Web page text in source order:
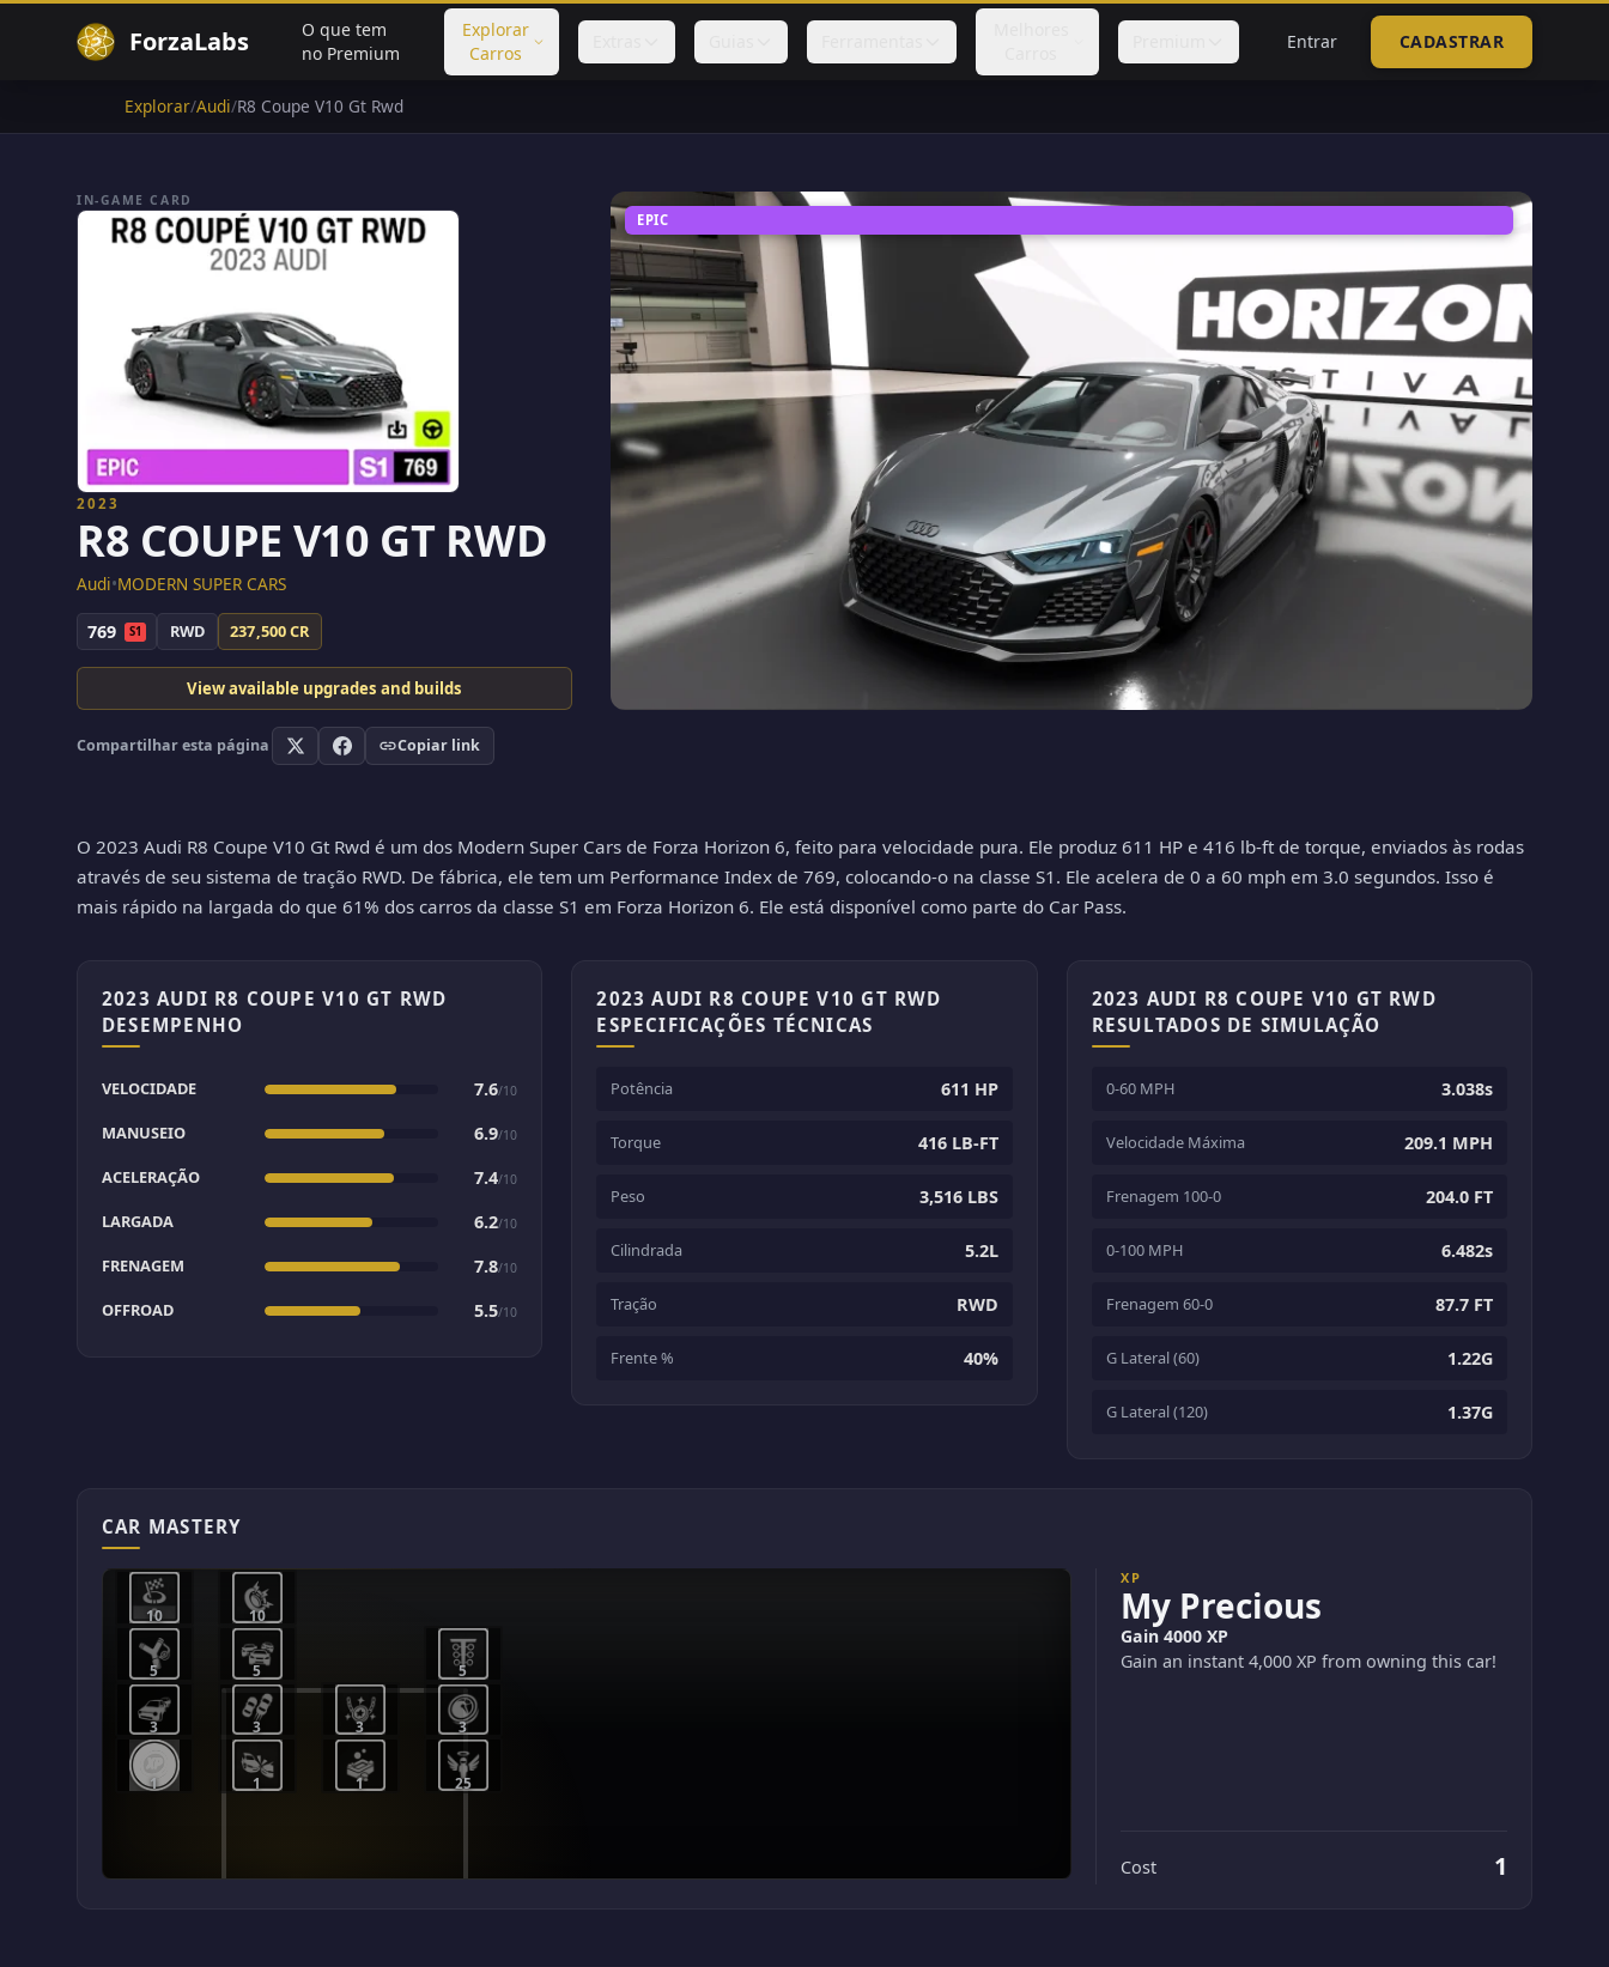
ForzaLabs
O que tem
no Premium
Explorar
Carros
Entrar CADASTRAR
Explorar/Audi/R8 Coupe V10 Gt Rwd
EPIC
IN-GAME CARD
2023
R8 COUPE V10 GT RWD
Audi•MODERN SUPER CARS
769 S1 RWD 237,500 CR
View available upgrades and builds
Compartilhar esta página Copiar link
O 2023 Audi R8 Coupe V10 Gt Rwd é um dos Modern Super Cars de Forza Horizon 6, feito para velocidade pura. Ele produz 611 HP e 416 lb-ft de torque, enviados às rodas
através de seu sistema de tração RWD. De fábrica, ele tem um Performance Index de 769, colocando-o na classe S1. Ele acelera de 0 a 60 mph em 3.0 segundos. Isso é
mais rápido na largada do que 61% dos carros da classe S1 em Forza Horizon 6. Ele está disponível como parte do Car Pass.
2023 AUDI R8 COUPE V10 GT RWD
DESEMPENHO
VELOCIDADE 7.6/10
MANUSEIO 6.9/10
ACELERAÇÃO 7.4/10
LARGADA 6.2/10
FRENAGEM 7.8/10
OFFROAD 5.5/10
2023 AUDI R8 COUPE V10 GT RWD
ESPECIFICAÇÕES TÉCNICAS
Potência 611 HP
Torque 416 LB-FT
Peso 3,516 LBS
Cilindrada 5.2L
Tração RWD
Frente % 40%
2023 AUDI R8 COUPE V10 GT RWD
RESULTADOS DE SIMULAÇÃO
0-60 MPH 3.038s
Velocidade Máxima 209.1 MPH
Frenagem 100-0 204.0 FT
0-100 MPH 6.482s
Frenagem 60-0 87.7 FT
G Lateral (60) 1.22G
G Lateral (120) 1.37G
CAR MASTERY
1 1 1 25
3 3 3 3
5 5 5
10 10
XP
My Precious
Gain 4000 XP
Gain an instant 4,000 XP from owning this car!
Cost 1